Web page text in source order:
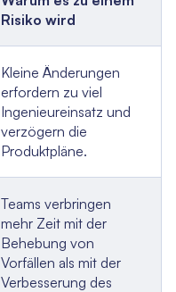
Risiko wird
Kleine Änderungen
erfordern zu viel
Ingenieureinsatz und
verzögern die
Produktpläne.
Teams verbringen
mehr Zeit mit der
Behebung von
Vorfällen als mit der
Verbesserung des